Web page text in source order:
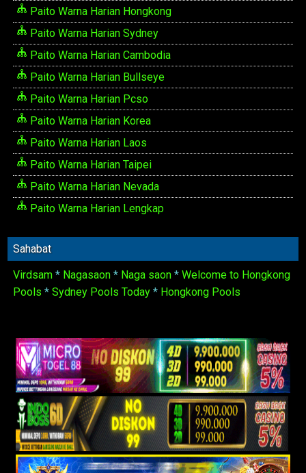
Paito Warna Harian Hongkong
Paito Warna Harian Sydney
Paito Warna Harian Cambodia
Paito Warna Harian Bullseye
Paito Warna Harian Pcso
Paito Warna Harian Korea
Paito Warna Harian Laos
Paito Warna Harian Taipei
Paito Warna Harian Nevada
Paito Warna Harian Lengkap
Sahabat
Virdsam * Nagasaon * Naga saon * Welcome to Hongkong
Pools * Sydney Pools Today * Hongkong Pools